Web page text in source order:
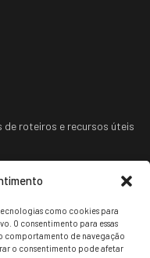
como cookies para
O consentimento para essas
comportamento de navegação
o consentimento pode afetar
de roteiros e recursos úteis